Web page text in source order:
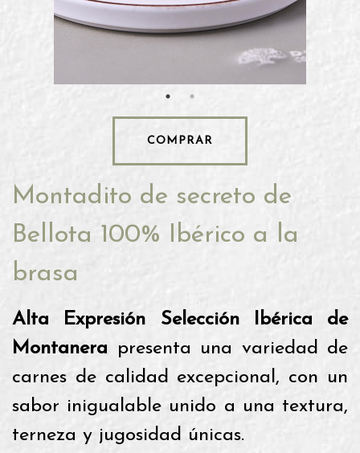
COMPRAR
Montadito de secreto de
Bellota 100% Ibérico a la
brasa
Alta Expresión Selección Ibérica de
Montanera presenta una variedad de
carnes de calidad excepcional, con un
sabor inigualable unido a una textura,
terneza y jugosidad únicas.